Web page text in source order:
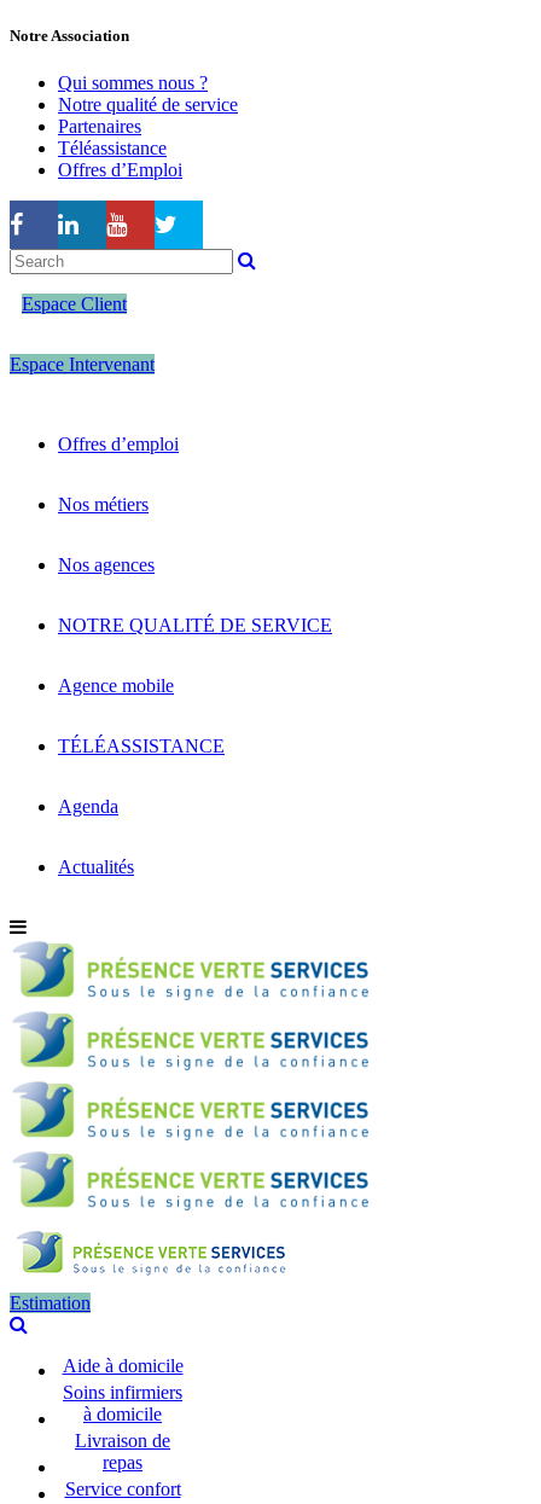
Notre Association
Qui sommes nous ?
Notre qualité de service
Partenaires
Téléassistance
Offres d’Emploi
Espace Client
Espace Intervenant
Offres d’emploi
Nos métiers
Nos agences
NOTRE QUALITÉ DE SERVICE
Agence mobile
TÉLÉASSISTANCE
Agenda
Actualités
Estimation
Aide à domicile
Soins infirmiers
à domicile
Livraison de
repas
Service confort